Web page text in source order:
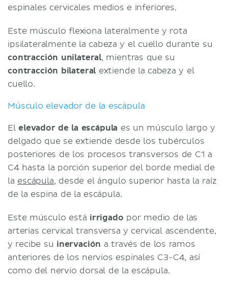
espinales cervicales medios e inferiores.
Este músculo flexiona lateralmente y rota
ipsilateralmente la cabeza y el cuello durante su
contracción unilateral, mientras que su
contracción bilateralextiende la cabeza y el
cuello.
Músculo elevador de la escápula
Elelevador de la escápula es un músculo largo y
delgado que se extiende desde los tubérculos
posteriores de los procesos transversos de C1 a
C4 hasta la porción superior del borde medial de
la escápula, desde el ángulo superior hasta la raíz
de la espina de la escápula.
Este músculo está irrigado por medio de las
arterias cervical transversa y cervical ascendente,
y recibe su inervación a través de los ramos
anteriores de los nervios espinales C3-C4, así
como del nervio dorsal de la escápula.